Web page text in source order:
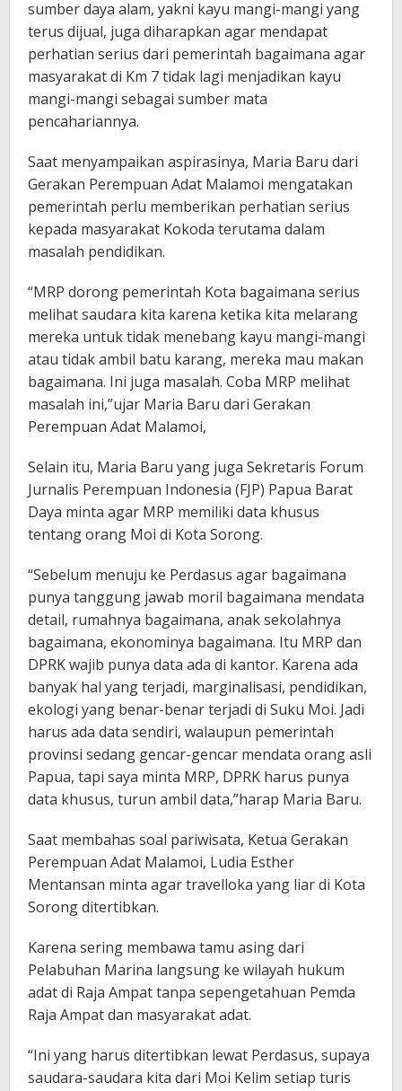
sumber daya alam, yakni kayu mangi-mangi yang
terus dijual, juga diharapkan agar mendapat
perhatian serius dari pemerintah bagaimana agar
masyarakat di Km 7 tidak lagi menjadikan kayu
mangi-mangi sebagai sumber mata
pencahariannya.
Saat menyampaikan aspirasinya, Maria Baru dari
Gerakan Perempuan Adat Malamoi mengatakan
pemerintah perlu memberikan perhatian serius
kepada masyarakat Kokoda terutama dalam
masalah pendidikan.
“MRP dorong pemerintah Kota bagaimana serius
melihat saudara kita karena ketika kita melarang
mereka untuk tidak menebang kayu mangi-mangi
atau tidak ambil batu karang, mereka mau makan
bagaimana. Ini juga masalah. Coba MRP melihat
masalah ini,”ujar Maria Baru dari Gerakan
Perempuan Adat Malamoi,
Selain itu, Maria Baru yang juga Sekretaris Forum
Jurnalis Perempuan Indonesia (FJP) Papua Barat
Daya minta agar MRP memiliki data khusus
tentang orang Moi di Kota Sorong.
“Sebelum menuju ke Perdasus agar bagaimana
punya tanggung jawab moril bagaimana mendata
detail, rumahnya bagaimana, anak sekolahnya
bagaimana, ekonominya bagaimana. Itu MRP dan
DPRK wajib punya data ada di kantor. Karena ada
banyak hal yang terjadi, marginalisasi, pendidikan,
ekologi yang benar-benar terjadi di Suku Moi. Jadi
harus ada data sendiri, walaupun pemerintah
provinsi sedang gencar-gencar mendata orang asli
Papua, tapi saya minta MRP, DPRK harus punya
data khusus, turun ambil data,”harap Maria Baru.
Saat membahas soal pariwisata, Ketua Gerakan
Perempuan Adat Malamoi, Ludia Esther
Mentansan minta agar travelloka yang liar di Kota
Sorong ditertibkan.
Karena sering membawa tamu asing dari
Pelabuhan Marina langsung ke wilayah hukum
adat di Raja Ampat tanpa sepengetahuan Pemda
Raja Ampat dan masyarakat adat.
“Ini yang harus ditertibkan lewat Perdasus, supaya
saudara-saudara kita dari Moi Kelim setiap turis